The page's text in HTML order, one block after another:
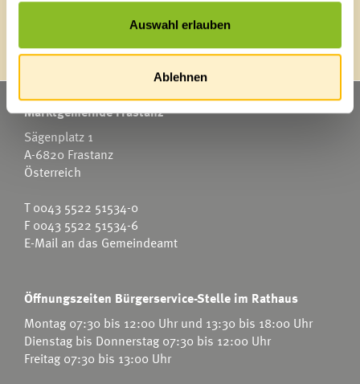
Auswahl erlauben
Ablehnen
Marktgemeinde Frastanz
Sägenplatz 1
A-6820 Frastanz
Österreich
T0043 5522 51534-0
F 0043 5522 51534-6
E-Mail an das Gemeindeamt
Öffnungszeiten Bürgerservice-Stelle im Rathaus
Montag 07:30 bis 12:00 Uhr und 13:30 bis 18:00 Uhr
Dienstag bis Donnerstag 07:30 bis 12:00 Uhr
Freitag 07:30 bis 13:00 Uhr